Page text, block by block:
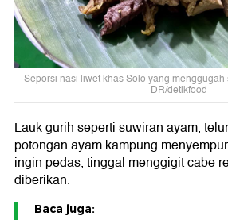
Seporsi nasi liwet khas Solo yang menggugah
DR/detikfood
Lauk gurih seperti suwiran ayam,
potongan ayam kampung
ingin pedas, tinggal menggigit cabe
diberikan.
Baca juga: